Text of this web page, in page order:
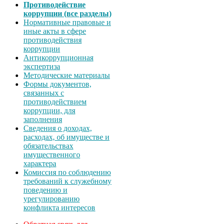
Противодействие
коррупции (все разделы)
Нормативные правовые и
иные акты в сфере
противодействия
коррупции
Антикоррупционная
экспертиза
Методические материалы
Формы документов,
связанных с
противодействием
коррупции, для
заполнения
Сведения о доходах,
расходах, об имуществе и
обязательствах
имущественного
характера
Комиссия по соблюдению
требований к служебному
поведению и
урегулированию
конфликта интересов